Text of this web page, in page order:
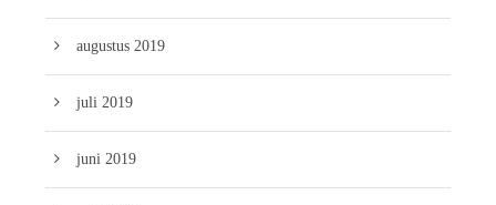
augustus 2019
juli 2019
juni 2019